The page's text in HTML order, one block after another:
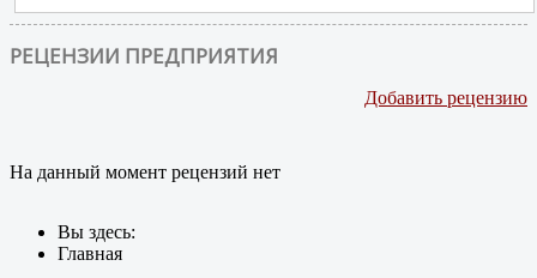
РЕЦЕНЗИИ ПРЕДПРИЯТИЯ
Добавить рецензию
На данный момент рецензий нет
Вы здесь:
Главная